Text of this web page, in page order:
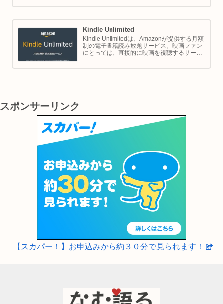
実、さらには限定割引までをカバーし、日常
Kindle Unlimited
Kindle Unlimitedは、Amazonが提供する月額
制の電子書籍読み放題サービス。映画ファン
にとっては、直接的に映画を視聴するサービ
理解し、楽しむための間接的なツールとして
スポンサーリンク
【スカパー！】お申込みから約３０分で見られます！